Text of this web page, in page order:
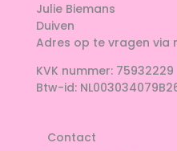
Julie Biemans
Duiven
Adres op te vragen via
KVK nummer: 75932229
Btw-id:
Contact